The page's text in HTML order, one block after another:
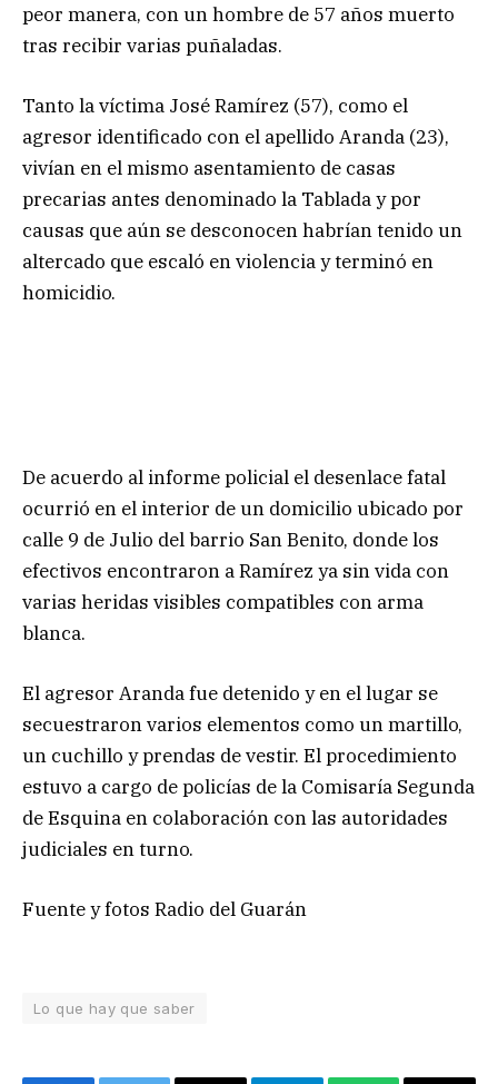
peor manera, con un hombre de 57 años muerto
tras recibir varias puñaladas.
Tanto la víctima José Ramírez (57), como el
agresor identificado con el apellido Aranda (23),
vivían en el mismo asentamiento de casas
precarias antes denominado la Tablada y por
causas que aún se desconocen habrían tenido un
altercado que escaló en violencia y terminó en
homicidio.
De acuerdo al informe policial el desenlace fatal
ocurrió en el interior de un domicilio ubicado por
calle 9 de Julio del barrio San Benito, donde los
efectivos encontraron a Ramírez ya sin vida con
varias heridas visibles compatibles con arma
blanca.
El agresor Aranda fue detenido y en el lugar se
secuestraron varios elementos como un martillo,
un cuchillo y prendas de vestir. El procedimiento
estuvo a cargo de policías de la Comisaría Segunda
de Esquina en colaboración con las autoridades
judiciales en turno.
Fuente y fotos Radio del Guarán
Lo que hay que saber